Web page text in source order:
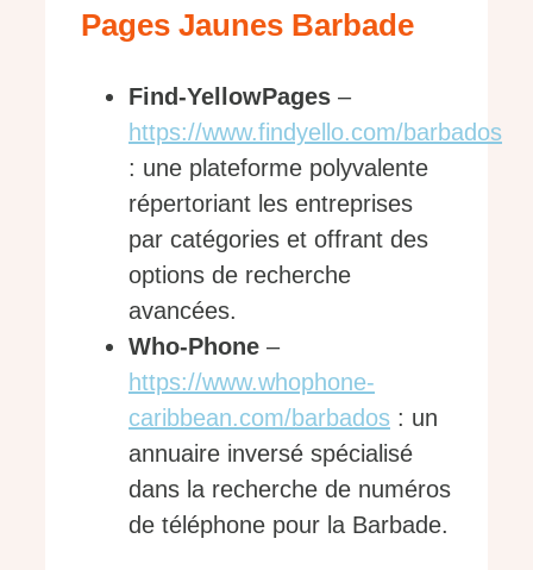
Pages Jaunes Barbade
Find-YellowPages –
https://www.findyello.com/barbados
: une plateforme polyvalente
répertoriant les entreprises
par catégories et offrant des
options de recherche
avancées.
Who-Phone –
https://www.whophone-
caribbean.com/barbados : un
annuaire inversé spécialisé
dans la recherche de numéros
de téléphone pour la Barbade.